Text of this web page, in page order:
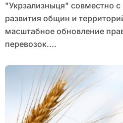
"Укрзализныця" совместно с Министерством
развития общин и
масштабное обновление
перевозок....